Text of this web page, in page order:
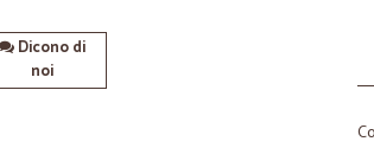
Dicono di
noi